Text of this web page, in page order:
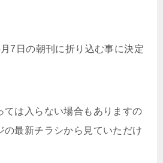
7日の朝刊に折り込む事に決定
ては入らない場合もありますの
の最新チラシから見ていただけ